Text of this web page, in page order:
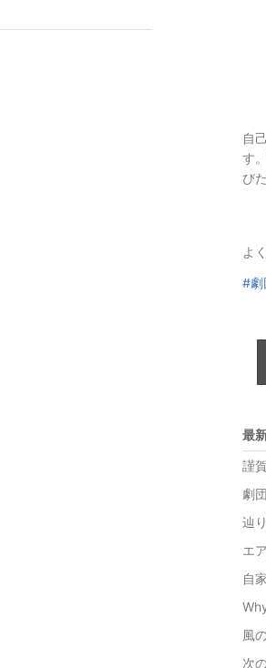
自
す
び
よ
#劇
最
謹
劇
辿
エ
自
風
次